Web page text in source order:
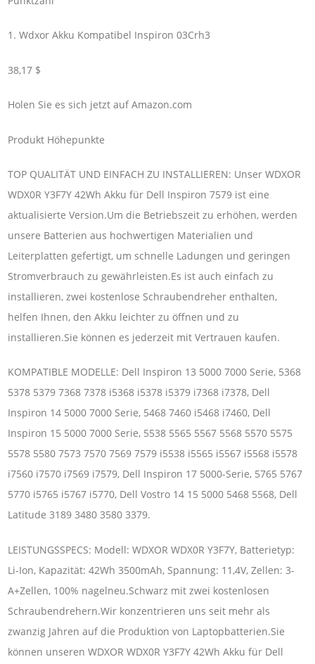
1. Wdxor Akku Kompatibel Inspiron 03Crh3
38,17 $
Holen Sie es sich jetzt auf Amazon.com
Produkt Höhepunkte
TOP QUALITÄT UND EINFACH ZU INSTALLIEREN: Unser WDXOR
WDX0R Y3F7Y 42Wh Akku für Dell Inspiron 7579 ist eine
aktualisierte Version.Um die Betriebszeit zu erhöhen, werden
unsere Batterien aus hochwertigen Materialien und
Leiterplatten gefertigt, um schnelle Ladungen und geringen
Stromverbrauch zu gewährleisten.Es ist auch einfach zu
installieren, zwei kostenlose Schraubendreher enthalten,
helfen Ihnen, den Akku leichter zu öffnen und zu
installieren.Sie können es jederzeit mit Vertrauen kaufen.
KOMPATIBLE MODELLE: Dell Inspiron 13 5000 7000 Serie, 5368
5378 5379 7368 7378 i5368 i5378 i5379 i7368 i7378, Dell
Inspiron 14 5000 7000 Serie, 5468 7460 i5468 i7460, Dell
Inspiron 15 5000 7000 Serie, 5538 5565 5567 5568 5570 5575
5578 5580 7573 7570 7569 7579 i5538 i5565 i5567 i5568 i5578
i7560 i7570 i7569 i7579, Dell Inspiron 17 5000-Serie, 5765 5767
5770 i5765 i5767 i5770, Dell Vostro 14 15 5000 5468 5568, Dell
Latitude 3189 3480 3580 3379.
LEISTUNGSSPECS: Modell: WDXOR WDX0R Y3F7Y, Batterietyp:
Li-Ion, Kapazität: 42Wh 3500mAh, Spannung: 11,4V, Zellen: 3-
A+Zellen, 100% nagelneu.Schwarz mit zwei kostenlosen
Schraubendrehern.Wir konzentrieren uns seit mehr als
zwanzig Jahren auf die Produktion von Laptopbatterien.Sie
können unseren WDXOR WDX0R Y3F7Y 42Wh Akku für Dell